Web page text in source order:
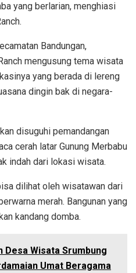
yang berlarian, menghiasi
Bandungan,
mengusung tema wisata
yang berada di lereng
dingin bak di negara-
disuguhi pemandangan
cerah latar Gunung Merbabu
indah dari lokasi wisata.
dilihat oleh wisatawan dari
merah. Bangunan yang
kandang domba.
Desa Wisata Srumbung
Umat Beragama